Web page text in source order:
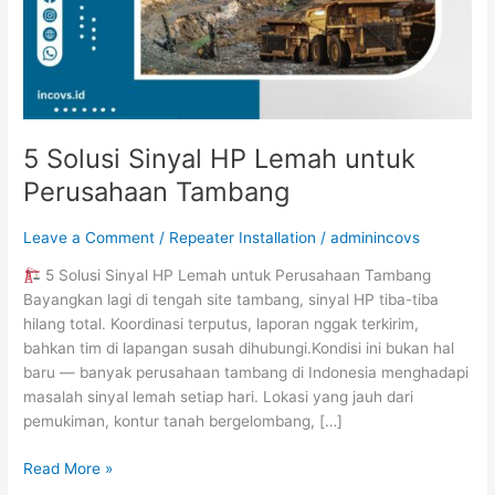
5 Solusi Sinyal HP Lemah untuk
Perusahaan Tambang
Leave a Comment / Repeater Installation /adminincovs
5 Solusi Sinyal HP Lemah untuk Perusahaan Tambang
Bayangkan lagi di tengah site tambang, sinyal HP tiba-tiba
hilang total. Koordinasi terputus, laporan nggak terkirim,
bahkan tim di lapangan susah dihubungi.Kondisi ini bukan hal
baru — banyak perusahaan tambang di Indonesia menghadapi
masalah sinyal lemah setiap hari. Lokasi yang jauh dari
pemukiman, kontur tanah bergelombang, […]
Read More »